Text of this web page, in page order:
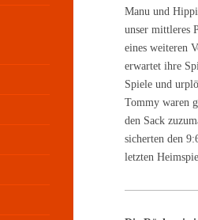
Manu und
unser mittleres
eines weiteren
erwartet ihre
Spiele und
Tommy waren
den Sack
sicherten den
letzten